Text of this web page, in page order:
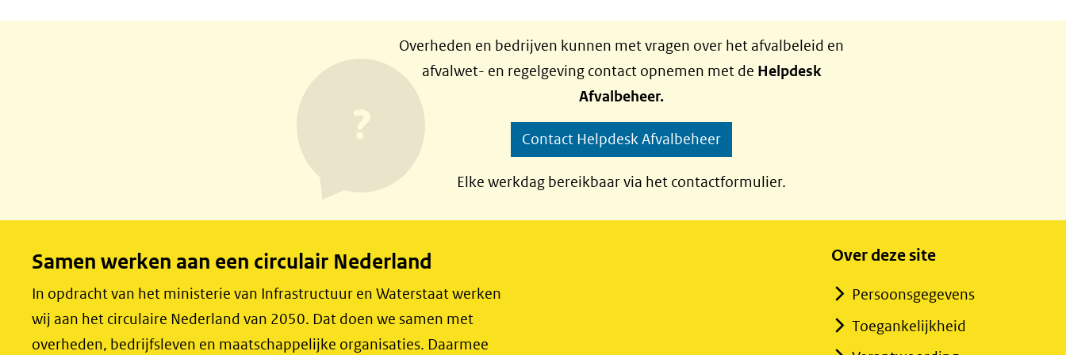
c
b
o
o
k
n
e
d
I
n
Overheden en bedrijven kunnen met vragen over het afvalbeleid en
afvalwet- en regelgeving contact opnemen met de Helpdesk
Afvalbeheer.
Contact Helpdesk Afvalbeheer
Elke werkdag bereikbaar via het contactformulier.
Samen werken aan een circulair Nederland
In opdracht van het ministerie van Infrastructuur en Waterstaat werken
wij aan het circulaire Nederland van 2050. Dat doen we samen met
overheden, bedrijfsleven en maatschappelijke organisaties. Daarmee
Over deze site
Persoonsgegevens
Toegankelijkheid